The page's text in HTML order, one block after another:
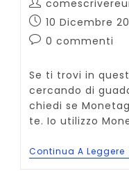
dell'articolo:
Articolo
pubblicato:
10 Dicembre
Commenti
0 commenti
Se ti trovi in
cercando di
chiedi se
te. Io utilizzo
Continua A Leggere